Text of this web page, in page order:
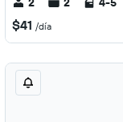
$41 /día